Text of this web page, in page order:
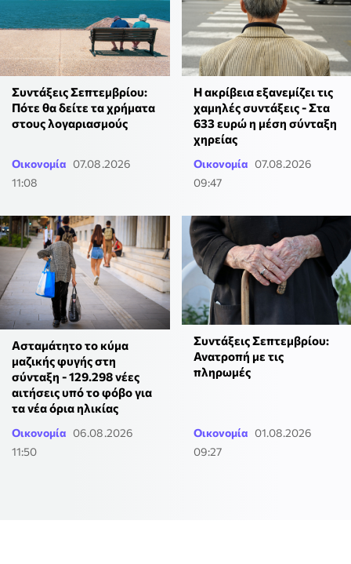
Συντάξεις Σεπτεμβρίου:
Πότε θα δείτε τα χρήματα
στους λογαριασμούς
Οικονομία 07.08.2026
11:08
Η ακρίβεια εξανεμίζει τις
χαμηλές συντάξεις - Στα
633 ευρώ η μέση σύνταξη
χηρείας
Οικονομία 07.08.2026
09:47
Ασταμάτητο το κύμα
μαζικής φυγής στη
σύνταξη - 129.298 νέες
αιτήσεις υπό το φόβο για
τα νέα όρια ηλικίας
Οικονομία 06.08.2026
11:50
Συντάξεις Σεπτεμβρίου:
Ανατροπή με τις
πληρωμές
Οικονομία 01.08.2026
09:27